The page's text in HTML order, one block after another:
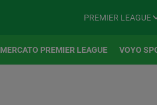
PREMIER LEAGUE
MERCATO PREMIER LEAGUE VOYO